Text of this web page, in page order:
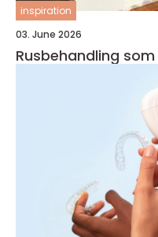
inspiration
03. June 2026
Rusbehandling